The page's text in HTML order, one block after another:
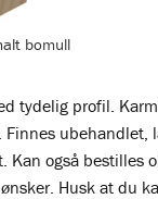
tydelig profil.
ubehandlet,
Kan også bestilles
Husk at du
bomull